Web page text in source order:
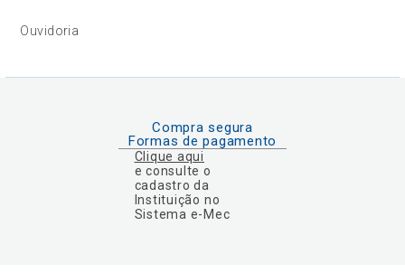
Ouvidoria
Compra segura
Formas de pagamento
Clique aqui
e consulte o
cadastro da
Instituição no
Sistema e-Mec